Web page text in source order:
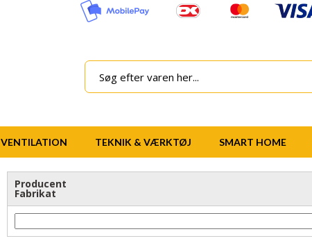
VENTILATION TEKNIK & VÆRKTØJ SMART HOME
Producent
Fabrikat